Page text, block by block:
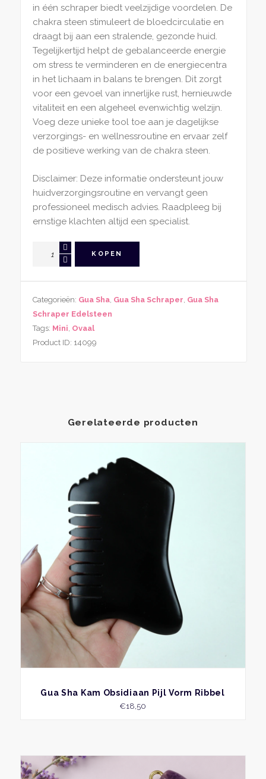
in één schraper biedt veelzijdige voordelen. De
chakra steen stimuleert de bloedcirculatie en
draagt bij aan een stralende, gezonde huid.
Tegelijkertijd helpt de gebalanceerde energie
om stress te verminderen en de energiecentra
in het lichaam in balans te brengen. Dit zorgt
voor een gevoel van innerlijke rust, hernieuwde
vitaliteit en een algeheel evenwichtig welzijn.
Voeg deze unieke tool toe aan je dagelijkse
verzorgings- en wellnessroutine en ervaar zelf
de positieve werking van de chakra steen.
Disclaimer: Deze informatie ondersteunt jouw
huidverzorgingsroutine en vervangt geen
professioneel medisch advies. Raadpleeg bij
ernstige klachten altijd een specialist.
Chakra
Ovaal
aantal
KOPEN
Categorieën: Gua Sha, Gua Sha Schraper, Gua Sha
Schraper Edelsteen
Tags: Mini, Ovaal
Product ID: 14099
Gerelateerde producten
BEKIJK
Gua Sha Kam Obsidiaan Pijl Vorm Ribbel
€18,50